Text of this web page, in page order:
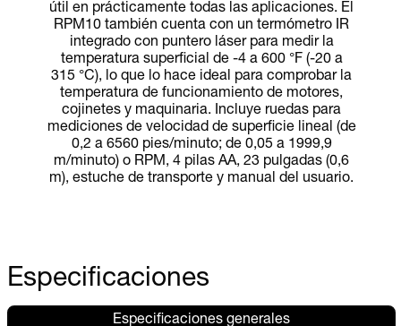
útil en prácticamente todas las aplicaciones. El
RPM10 también cuenta con un termómetro IR
integrado con puntero láser para medir la
temperatura superficial de -4 a 600 °F (-20 a
315 °C), lo que lo hace ideal para comprobar la
temperatura de funcionamiento de motores,
cojinetes y maquinaria. Incluye ruedas para
mediciones de velocidad de superficie lineal (de
0,2 a 6560 pies/minuto; de 0,05 a 1999,9
m/minuto) o RPM, 4 pilas AA, 23 pulgadas (0,6
m), estuche de transporte y manual del usuario.
Especificaciones
Especificaciones generales